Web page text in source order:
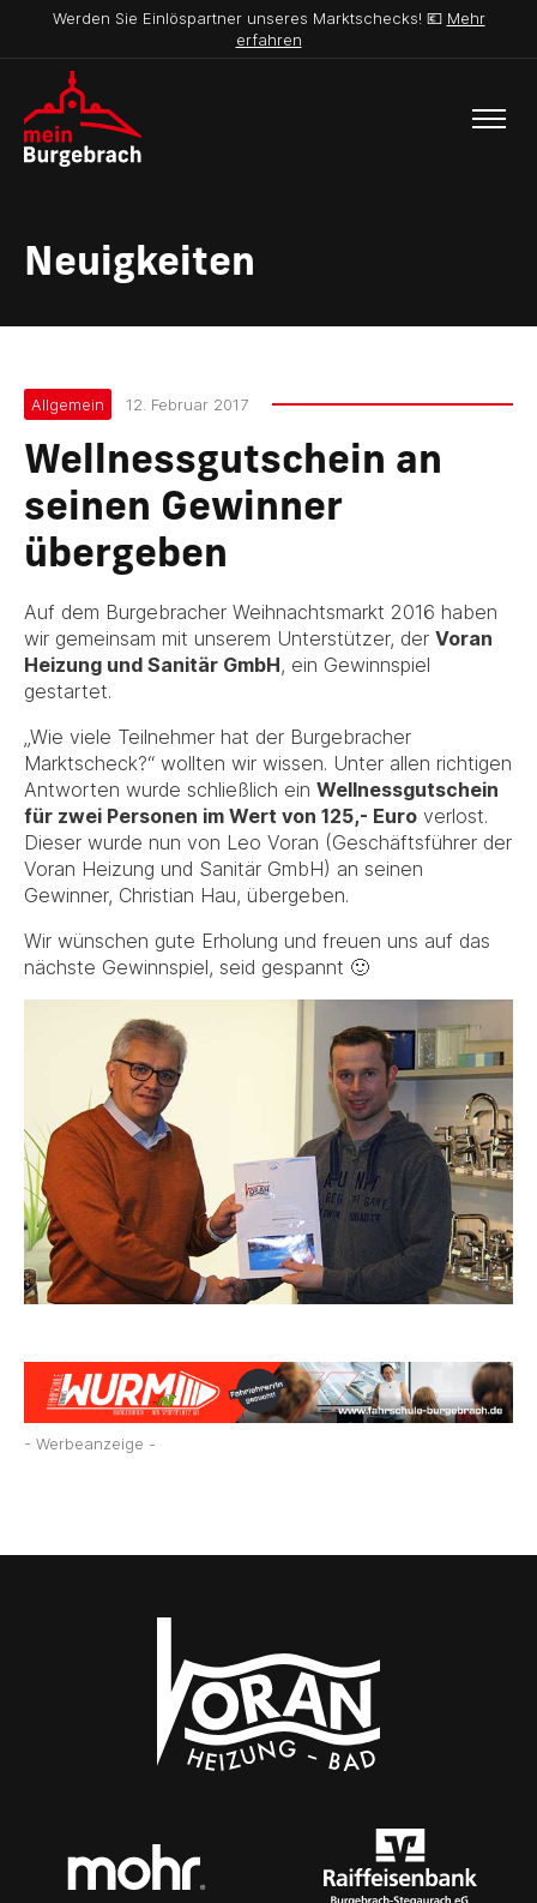
Werden Sie Einlöspartner unseres Marktschecks! 💶 Mehr
erfahren
Neuigkeiten
Allgemein 12. Februar 2017
Wellnessgutschein an
seinen Gewinner
übergeben
Auf dem Burgebracher Weihnachtsmarkt 2016 haben
wir gemeinsam mit unserem Unterstützer, der Voran
Heizung und Sanitär GmbH, ein Gewinnspiel
gestartet.
„Wie viele Teilnehmer hat der Burgebracher
Marktscheck?“ wollten wir wissen. Unter allen richtigen
Antworten wurde schließlich ein Wellnessgutschein
für zwei Personen im Wert von 125,- Euro verlost.
Dieser wurde nun von Leo Voran (Geschäftsführer der
Voran Heizung und Sanitär GmbH) an seinen
Gewinner, Christian Hau, übergeben.
Wir wünschen gute Erholung und freuen uns auf das
nächste Gewinnspiel, seid gespannt 🙂
- Werbeanzeige -